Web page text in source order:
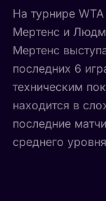
На турнире
Мертенс и
Мертенс
последних 6
техническим
находится в
последние
среднего